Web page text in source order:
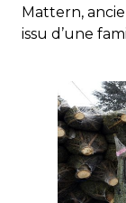
Mattern,
issu d’une